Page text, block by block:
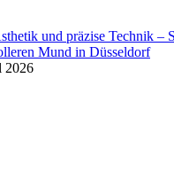
und präzise Technik –
Mund in Düsseldorf
2026